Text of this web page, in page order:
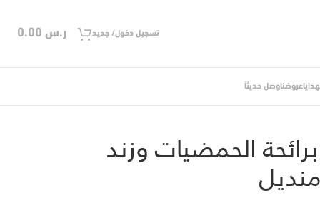
تسجيل دخول/ جديد ر.س
عروضناوصل حديثاً
مناديل منعشة برائحة الحمضيات وزند الليمون – 150 منديل
الحمضيات وزند